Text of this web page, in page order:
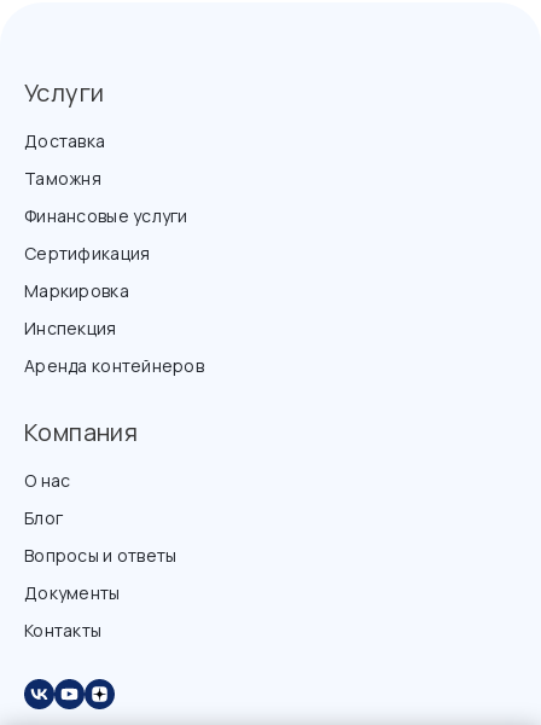
Услуги
Доставка
Таможня
Финансовые услуги
Сертификация
Маркировка
Инспекция
Аренда контейнеров
Компания
О нас
Блог
Вопросы и ответы
Документы
Контакты